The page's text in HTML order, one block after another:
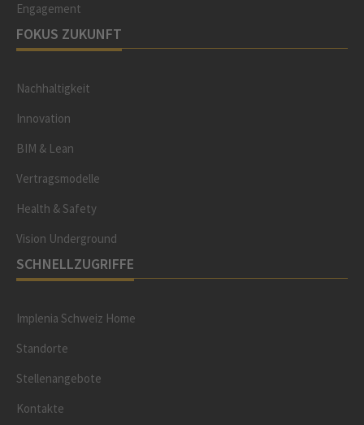
Engagement
FOKUS ZUKUNFT
Nachhaltigkeit
Innovation
BIM & Lean
Vertragsmodelle
Health & Safety
Vision Underground
SCHNELLZUGRIFFE
Implenia Schweiz Home
Standorte
Stellenangebote
Kontakte